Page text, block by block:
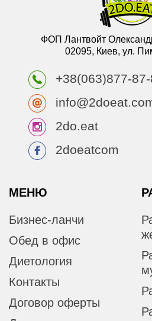
ФОП Лантвойт
02095, Киев, ул.
+38(063)877-
2do.eat
2doeatcom
МЕНЮ
Бизнес-ланчи
Обед в офис
Диетология
Контакты
Договор оферты